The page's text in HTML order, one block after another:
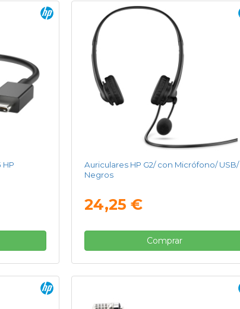
HP
Auriculares HP G2/ con Micrófono/ USB/
Negros
24,25 €
Comprar